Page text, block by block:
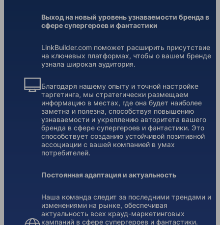
Выход на новый уровень узнаваемости бренда в
сфере супергероев и фантастики
LinkBuilder.com поможет расширить присутствие
на ключевых платформах, чтобы о вашем бренде
узнала широкая аудитория.
Благодаря нашему опыту и точной настройке
таргетинга, мы стратегически размещаем
информацию в местах, где она будет наиболее
заметна и полезна, способствуя повышению
узнаваемости и укреплению авторитета вашего
бренда в сфере супергероев и фантастики. Это
способствует созданию устойчивой позитивной
ассоциации с вашей компанией в умах
потребителей.
Постоянная адаптация и актуальность
Наша команда следит за последними трендами и
изменениями на рынке, обеспечивая
актуальность всех крауд-маркетинговых
кампаний в сфере супергероев и фантастики.